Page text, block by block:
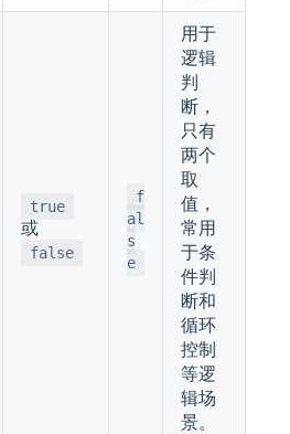
true
或
false
f
al
s
e
用于
逻辑
判
断，
只有
两个
取
值，
常用
于条
件判
断和
循环
控制
等逻
辑场
景。